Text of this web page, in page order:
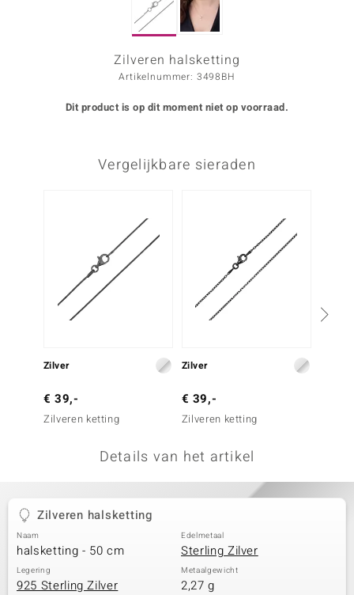
Collection
Zilveren halsketting
Artikelnummer: 3498BH
Dit product is op dit moment niet op voorraad.
Vergelijkbare sieraden
Zilver
€ 39,-
Zilveren ketting
Zilver
€ 39,-
Zilveren ketting
Details van het artikel
Zilveren halsketting
Naam
halsketting - 50 cm
Edelmetaal
Sterling Zilver
Legering
925 Sterling Zilver
Metaalgewicht
2,27 g